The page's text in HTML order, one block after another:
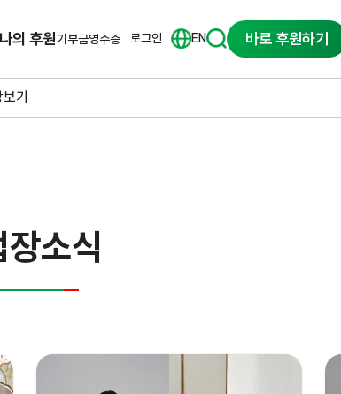
나의 후원기부금영수증 로그인 EN 바로 후원하기
기
소식